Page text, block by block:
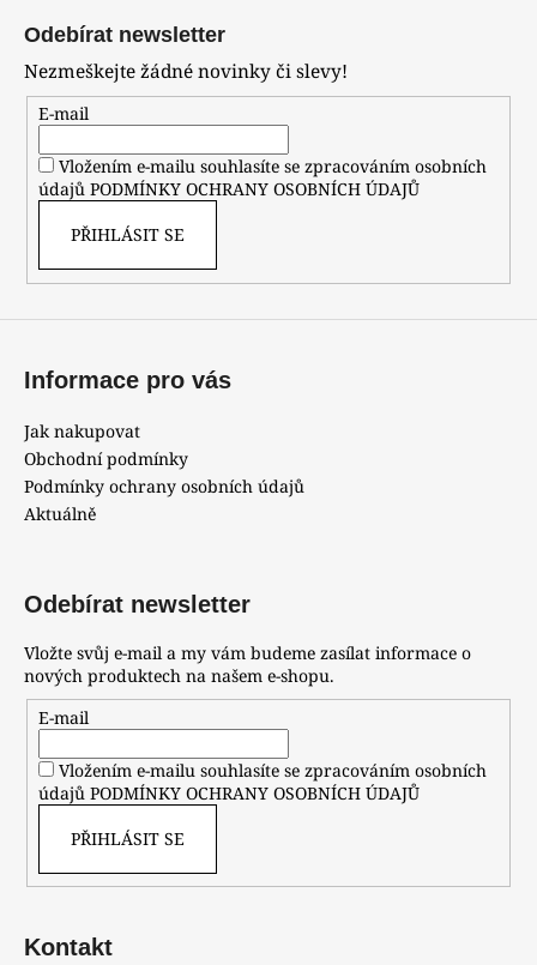
Odebírat newsletter
Nezmeškejte žádné novinky či slevy!
E-mail
Vložením e-mailu souhlasíte se zpracováním osobních
údajů PODMÍNKY OCHRANY OSOBNÍCH ÚDAJŮ
PŘIHLÁSIT SE
Informace pro vás
Jak nakupovat
Obchodní podmínky
Podmínky ochrany osobních údajů
Aktuálně
Odebírat newsletter
Vložte svůj e-mail a my vám budeme zasílat informace o
nových produktech na našem e-shopu.
E-mail
Vložením e-mailu souhlasíte se zpracováním osobních
údajů PODMÍNKY OCHRANY OSOBNÍCH ÚDAJŮ
PŘIHLÁSIT SE
Kontakt